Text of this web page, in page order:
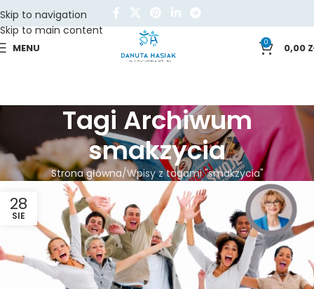
Skip to navigation
Skip to main content
MENU 0 0,00
Tagi Archiwum
smakzycia
Strona główna Wpisy z tagami "smakzycia"
28
SIE